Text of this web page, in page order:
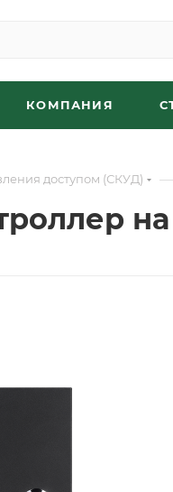
КОМПАНИЯ
доступом (СКУД) —